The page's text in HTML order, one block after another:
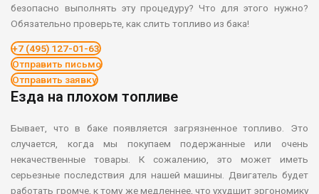
безопасно выполнять эту процедуру? Что для этого нужно?
Обязательно проверьте, как слить топливо из бака!
+7 (495) 127-01-63
Отправить письмо
Отправить заявку
Езда на плохом топливе
Бывает, что в баке появляется загрязненное топливо. Это
случается, когда мы покупаем подержанные или очень
некачественные товары. К сожалению, это может иметь
серьезные последствия для нашей машины. Двигатель будет
работать громче, к тому же медленнее, что ухудшит эргономику